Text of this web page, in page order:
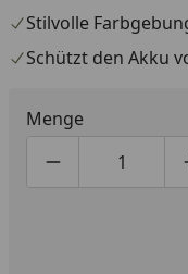
Stilvolle
Schützt den Akku
Menge
Produktmenge